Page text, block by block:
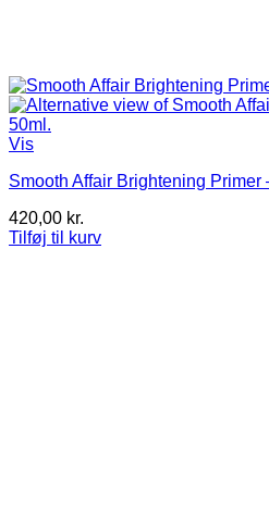
Vis
Smooth Affair Brightening Primer
420,00 kr.
Tilføj til kurv